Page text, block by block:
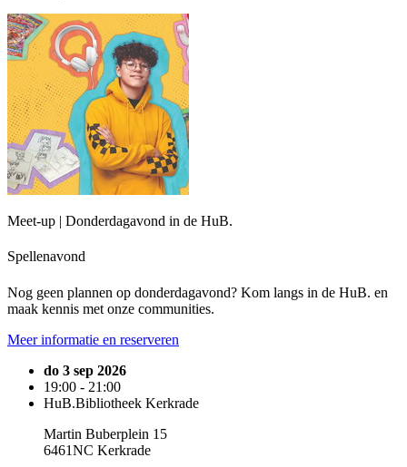
Meet-up | Donderdagavond in de HuB.
Spellenavond
Nog geen plannen op donderdagavond? Kom langs in de HuB. en
maak kennis met onze communities.
Meer informatie en reserveren
do 3 sep 2026
19:00 - 21:00
HuB.Bibliotheek Kerkrade
Martin Buberplein 15
6461NC Kerkrade